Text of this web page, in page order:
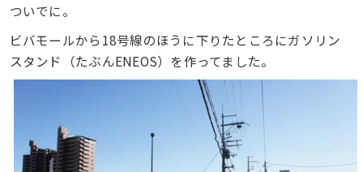
ついでに。
ビバモールから18号線のほうに下りたところにガソリン
スタンド（たぶんENEOS）を作ってました。